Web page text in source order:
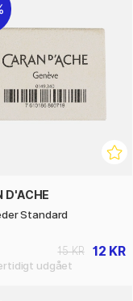
D'ACHE
Standard
12 KR
15 KR